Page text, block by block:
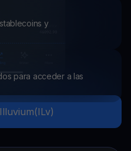
y
para acceder a las
Illuvium(ILv)